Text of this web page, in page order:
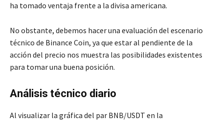
ha tomado ventaja frente a la divisa americana.
No obstante, debemos hacer una evaluación del escenario
técnico de Binance Coin, ya que estar al pendiente de la
acción del precio nos muestra las posibilidades existentes
para tomar una buena posición.
Análisis técnico diario
Al visualizar la gráfica del par BNB/USDT en la